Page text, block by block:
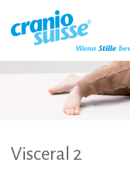
(Accesskey
Hauptnavigation
(Accesskey
Inhalt
(Accesskey
Sprachumschaltung
(Accesskey
Visceral 2